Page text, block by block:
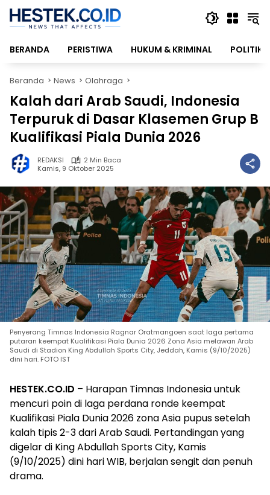
Langsung
konten
BERANDA
PERISTIWA HUKUM & KRIMINAL POLITIK
Beranda News Olahraga
Kalah dari Arab Saudi, Indonesia
Terpuruk di Dasar Klasemen Grup B
Kualifikasi Piala Dunia 2026
REDAKSI
2 Min Baca
Kamis, 9 Oktober 2025
Penyerang Timnas Indonesia Ragnar Oratmangoen saat laga pertama
putaran keempat Kualifikasi Piala Dunia 2026 Zona Asia melawan Arab
Saudi di Stadion King Abdullah Sports City, Jeddah, Kamis (9/10/2025)
dini hari. FOTO IST
HESTEK.CO.ID – Harapan Timnas Indonesia untuk
mencuri poin di laga perdana ronde keempat
Kualifikasi Piala Dunia 2026 zona Asia pupus setelah
kalah tipis 2-3 dari Arab Saudi. Pertandingan yang
digelar di King Abdullah Sports City, Kamis
(9/10/2025) dini hari WIB, berjalan sengit dan penuh
drama.